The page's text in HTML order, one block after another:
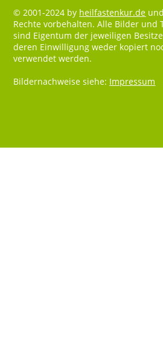
© 2001-2024 by heilfastenkur.de
Rechte vorbehalten. Alle Bilder und
sind Eigentum der jeweiligen
deren Einwilligung weder kopiert
verwendet werden.
Bildernachweise siehe: Impressum